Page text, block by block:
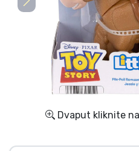
Dvaput kliknite
Dostava i plaćanje
TV serija proizvodi
Film proizvodi
Crtani proizvodi
Anime proizvodi